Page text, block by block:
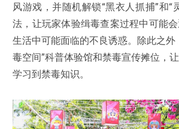
风游戏，并随机解锁“黑衣人抓捕”和“
法，让玩家体验缉毒查案过程中可能
生活中可能面临的不良诱惑。除此之外
毒空间”科普体验馆和禁毒宣传摊位，
学习到禁毒知识。